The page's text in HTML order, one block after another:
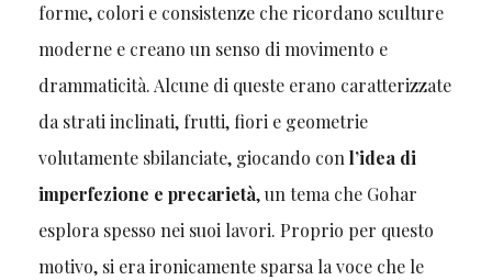
forme, colori e consistenze che ricordano sculture
moderne e creano un senso di movimento e
drammaticità. Alcune di queste erano caratterizzate
da strati inclinati, frutti, fiori e geometrie
volutamente sbilanciate, giocando conl’idea di
imperfezione e precarietà, un tema che Gohar
esplora spesso nei suoi lavori. Proprio per questo
motivo, si era ironicamente sparsa la voce che le